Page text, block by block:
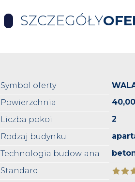
SZCZEGÓŁY
Symbol oferty
Powierzchnia
Liczba pokoi
2
Rodzaj budynku
Technologia budowlana
Standard